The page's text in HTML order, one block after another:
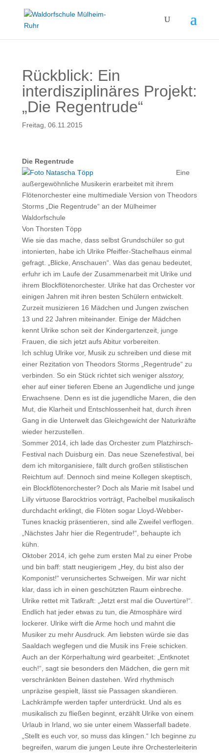
Rückblick: Ein
interdisziplinäres Projekt:
„Die Regentrude“
Freitag, 06.11.2015
Die Regentrude
Eine
außergewöhnliche Musikerin erarbeitet mit ihrem
Flötenorchester eine multimediale Version von Theodors
Storms „Die Regentrude“ an der Mülheimer
Waldorfschule
Von Thorsten Töpp
Wie sie das mache, dass selbst Grundschüler so gut
intonierten, habe ich Ulrike Pfeiffer-Stachelhaus einmal
gefragt. „Blicke, Anschauen“. Was das genau bedeutet,
erfuhr ich im Laufe der Zusammenarbeit mit Ulrike und
ihrem Blockflötenorchester. Ulrike hat das Orchester vor
einigen Jahren mit ihren besten Schülern entwickelt.
Zurzeit musizieren 16 Mädchen und Jungen zwischen
13 und 22 Jahren miteinander. Einige der Mädchen
kennt Ulrike schon seit der Kindergartenzeit, junge
Frauen, die sich jetzt aufs Abitur vorbereiten.
Ich schlug Ulrike vor, Musik zu schreiben und diese mit
einer Rezitation von Theodors Storms „Regentrude“ zu
verbinden. So ein Stück richtet sich weniger alsstory,
eher auf einer tieferen Ebene an Jugendliche und junge
Erwachsene. Denn es ist die jugendliche Maren, die den
Mut, die Klarheit und Entschlossenheit hat, durch ihren
Gang in die Unterwelt das Gleichgewicht der Naturkräfte
wieder herzustellen.
Sommer 2014, ich lade das Orchester zum Platzhirsch-
Festival nach Duisburg ein. Das neue Szenefestival, bei
dem ich mitorganisiere, fällt durch großen stilistischen
Reichtum auf. Dennoch sind meine Kollegen skeptisch,
ein Blockflötenorchester? Doch als Marie mit Isabel und
Lilly virtuose Barocktrios vorträgt, Pachelbel musikalisch
durchdacht erklingt, die Flöten sogar Lloyd-Webber-
Tunes knackig präsentieren, sind alle Zweifel verflogen.
„Nächstes Jahr hier die Regentrude!“, behaupte ich
kühn.
Oktober 2014, ich gehe zum ersten Mal zu einer Probe
und bin baff: statt neugierigem „Hey, du bist also der
Komponist!“ verunsichertes Schweigen. Mir war nicht
klar, dass ich in einen geschützten Raum einbreche.
Ulrike rettet mit Tatkraft: „Jetzt erst mal die Ouvertüre!“.
Endlich hat jeder etwas zu tun, die Atmosphäre wird
lockerer. Ulrike wirft die Arme hoch und mahnt die
Musiker zu mehr Ausdruck. Am liebsten würde sie das
Saaldach wegfegen und die Musik ins Freie schicken.
Auch an der Körperhaltung wird gearbeitet: „Entknotet
euch!“, sagt sie besonders den Mädchen, die gern mit
verschränkten Beinen dastehen. Wird rhythmisch
unpräzise gespielt, lässt sie Passagen skandieren.
Lachkrämpfe werden tapfer unterdrückt. Und als es
musikalisch zu fließen beginnt, erzählt Ulrike von einem
Urlaub in Irland, wo sie unter einem Wasserfall badete.
„Stellt es euch vor, so muss das klingen.“ Ich beginne zu
begreifen, warum die jungen Leute ihre Orchesterleiterin